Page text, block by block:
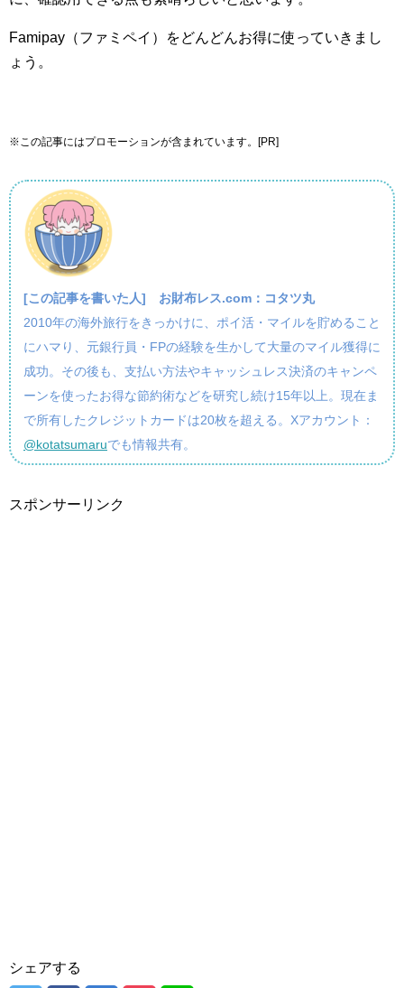
Famipay（ファミペイ）をどんどんお得に使っていきまし
ょう。
※この記事にはプロモーションが含まれています。[PR]
[この記事を書いた人] お財布レス.com：コタツ丸
2010年の海外旅行をきっかけに、ポイ活・マイルを貯めること
にハマり、元銀行員・FPの経験を生かして大量のマイル獲得に
成功。その後も、支払い方法やキャッシュレス決済のキャンペ
ーンを使ったお得な節約術などを研究し続け15年以上。現在ま
で所有したクレジットカードは20枚を超える。Xアカウント：
@kotatsumaruでも情報共有。
スポンサーリンク
シェアする